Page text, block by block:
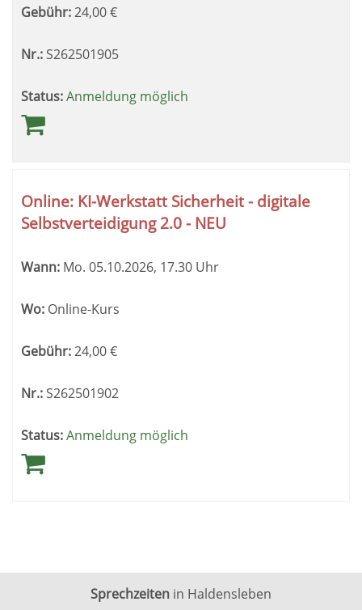
Gebühr:24,00€
Nr.: S262501905
Status:Anmeldung möglich
Online: KI-Werkstatt Sicherheit - digitale
Selbstverteidigung 2.0 - NEU
Wann: Mo. 05.10.2026, 17.30 Uhr
Wo: Online-Kurs
Gebühr:24,00€
Nr.:S262501902
Status:Anmeldung möglich
Sprechzeiten in Haldensleben